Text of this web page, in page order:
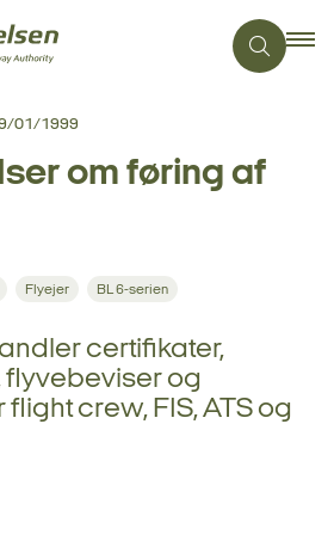
01/1999
om føring af
Flyejer BL 6-serien
certifikater,
og
crew, FIS, ATS og